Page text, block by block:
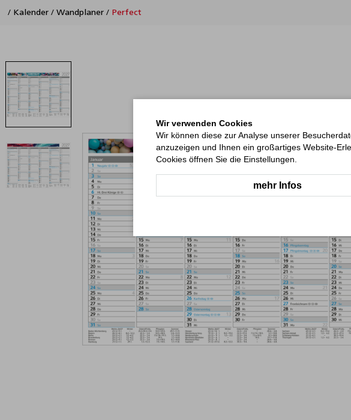
/ Kalender / Wandplaner / Perfect
Wir verwenden Cookies
Wir können diese zur Analyse unserer
anzuzeigen und Ihnen ein großartiges Website-
Cookies öffnen Sie die Einstellungen.
mehr Infos